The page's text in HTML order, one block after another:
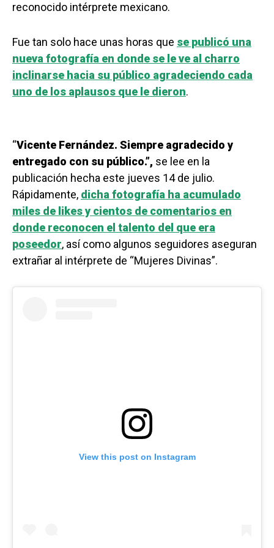
reconocido intérprete mexicano.
Fue tan solo hace unas horas que se publicó una
nueva fotografía en donde se le ve al charro
inclinarse hacia su público agradeciendo cada
uno de los aplausos que le dieron.
“Vicente Fernández. Siempre agradecido y
entregado con su público.”, se lee en la
publicación hecha este jueves 14 de julio.
Rápidamente, dicha fotografía ha acumulado
miles de likes y cientos de comentarios en
donde reconocen el talento del que era
poseedor, así como algunos seguidores aseguran
extrañar al intérprete de “Mujeres Divinas”.
View this post on Instagram